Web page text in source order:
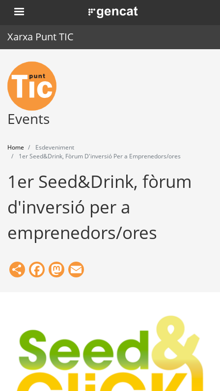
Skip
to
. Obre en una nova finestra.
Xarxa Punt TIC
Home
Punt TIC
News
Training
Tools
Events
Home
Esdeveniment
1er Seed&Drink, Fòrum D'inversió Per a Emprenedors/ores
1er Seed&Drink, fòrum
d'inversió per a
emprenedors/ores
ShareFacebook
Mastodon